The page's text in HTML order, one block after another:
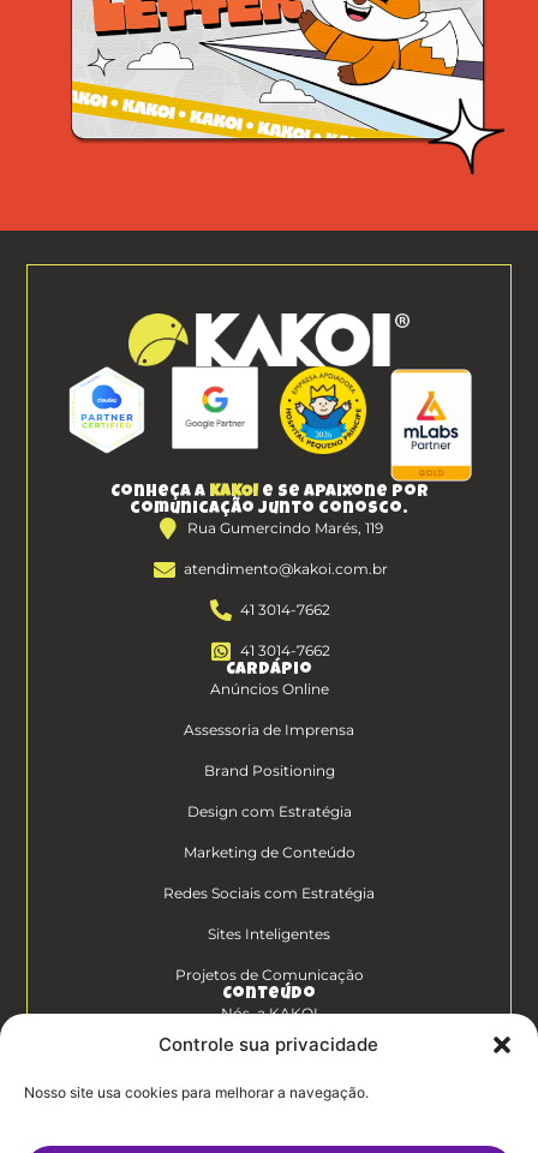
Controle sua privacidade
Nosso site usa cookies para melhorar a navegação.
Conheça a KAKOI e se apaixone por
comunicação junto conosco.
Rua Gumercindo Marés, 119
atendimento@kakoi.com.br
41 3014-7662
41 3014-7662
Cardápio
Anúncios Online
Assessoria de Imprensa
Brand Positioning
Design com Estratégia
Marketing de Conteúdo
Redes Sociais com Estratégia
Sites Inteligentes
Projetos de Comunicação
Conteúdo
Nós, a KAKOI
Diferenciais Clientes KAKOI
KAKOICast